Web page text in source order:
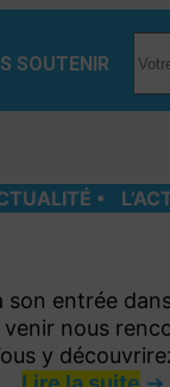
SOUTENIR
son entrée
nous
y